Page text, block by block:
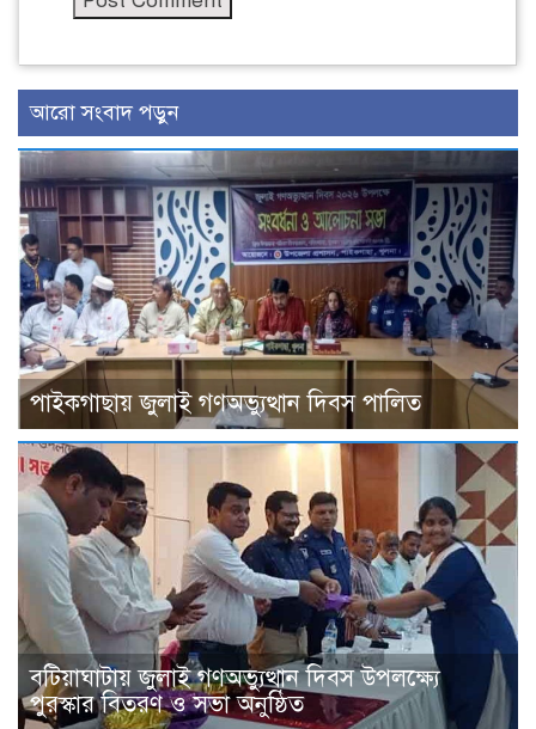
আরো সংবাদ পড়ুন
পাইকগাছায় জুলাই গণঅভ্যুত্থান দিবস পালিত
বটিয়াঘাটায় জুলাই গণঅভ্যুত্থান দিবস উপলক্ষ্যে
পুরস্কার বিতরণ ও সভা অনুষ্ঠিত